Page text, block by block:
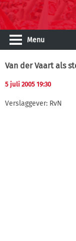
Menu
Van der Vaart als
5 juli 2005 19:30
Verslaggever: RvN